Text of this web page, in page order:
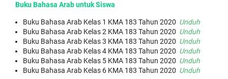
Buku Bahasa Arab untuk Siswa
Buku Bahasa Arab Kelas 1 KMA 183 Tahun 2020 Unduh
Buku Bahasa Arab Kelas 2 KMA 183 Tahun 2020 Unduh
Buku Bahasa Arab Kelas 3 KMA 183 Tahun 2020 Unduh
Buku Bahasa Arab Kelas 4 KMA 183 Tahun 2020 Unduh
Buku Bahasa Arab Kelas 5 KMA 183 Tahun 2020 Unduh
Buku Bahasa Arab Kelas 6 KMA 183 Tahun 2020 Unduh